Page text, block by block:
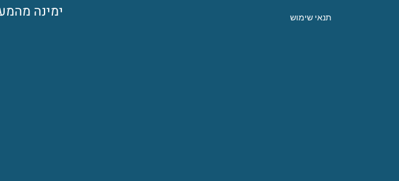
תנאי שימוש
ימינה